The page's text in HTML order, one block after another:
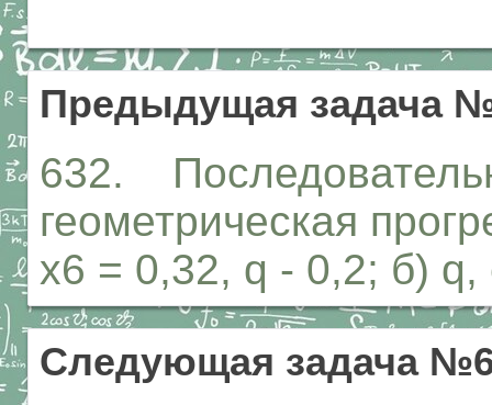
Предыдущая задача
632.
геометрическая
х6 = 0,32, q - 0,2; б)
Следующая задача